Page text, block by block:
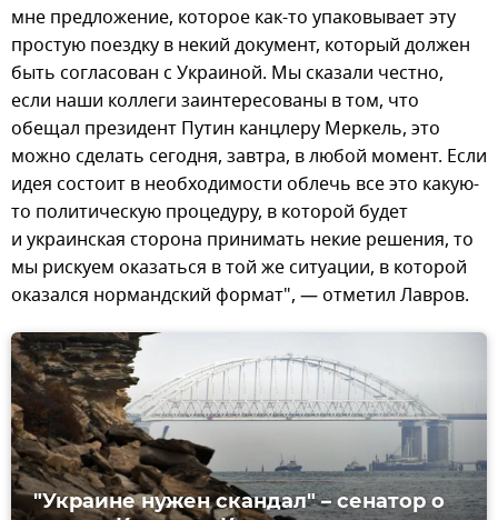
мне предложение, которое как-то упаковывает эту
простую поездку в некий документ, который должен
быть согласован с Украиной. Мы сказали честно,
если наши коллеги заинтересованы в том, что
обещал президент Путин канцлеру Меркель, это
можно сделать сегодня, завтра, в любой момент. Если
идея состоит в необходимости облечь все это какую-
то политическую процедуру, в которой будет
и украинская сторона принимать некие решения, то
мы рискуем оказаться в той же ситуации, в которой
оказался нормандский формат", — отметил Лавров.
"Украине нужен скандал" – сенатор о